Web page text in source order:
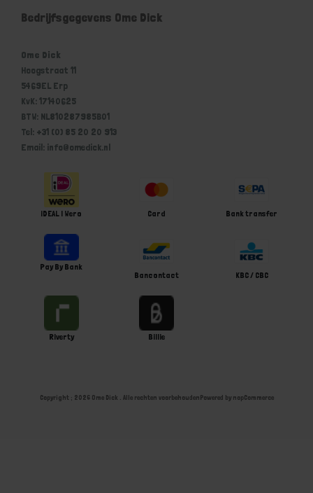
Bedrijfsgegevens Ome Dick
Ome Dick
Hoogstraat 11
5469EL Erp
KvK: 17140625
BTW: NL810287985B01
Tel: +31 (0) 85 20 20 913
Email: info@omedick.nl
iDEAL | Wero Card Bank transfer
Pay By Bank
Bancontact
KBC / CBC
Riverty Billie
Copyright ; 2026 Ome Dick . Alle rechten voorbehoudenPowered by nopCommerce